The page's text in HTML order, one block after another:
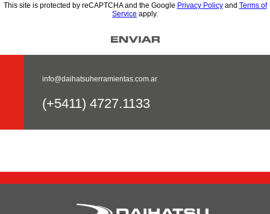
info@daihatsuherramientas.com.ar
(+5411) 4727.1133
This site is protected by reCAPTCHA and the Google Privacy Policyand Terms of
Service apply.